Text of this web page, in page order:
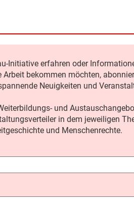
Initiative erfahren oder
bekommen möchten,
Neuigkeiten und
und
in dem jeweiligen
und Menschenrechte.